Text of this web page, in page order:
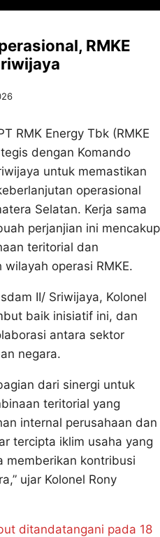
RMKE
RMK Energy Tbk (RMKE
dengan Komando
untuk memastikan
operasional
Selatan. Kerja sama
perjanjian ini mencakup
teritorial dan
operasi RMKE.
II/ Sriwijaya, Kolonel
baik inisiatif ini, dan
antara sektor
negara.
dari sinergi untuk
teritorial yang
internal perusahaan dan
tercipta iklim usaha yang
memberikan kontribusi
ujar Kolonel Rony
ditandatangani pada 18